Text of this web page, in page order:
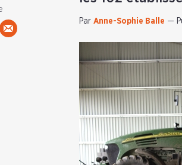
Par Anne-Sophie Balle —